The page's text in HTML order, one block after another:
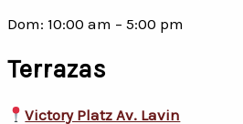
Dom: 10:00 am – 5:00 pm
Terrazas
Victory Platz Av. Lavin